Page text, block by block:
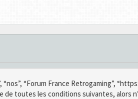
“nos”, “Forum France Retrogaming”,
toutes les conditions suivantes, alors